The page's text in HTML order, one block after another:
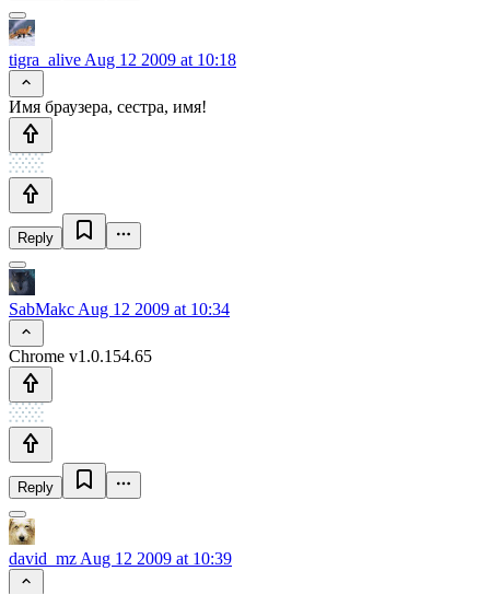
tigra_alive Aug 12 2009 at 10:18
Имя браузера, сестра, имя!
Reply
SabMakc Aug 12 2009 at 10:34
Chrome v1.0.154.65
Reply
david_mz Aug 12 2009 at 10:39